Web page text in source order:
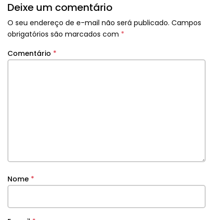
Deixe um comentário
O seu endereço de e-mail não será publicado. Campos
obrigatórios são marcados com *
Comentário *
Nome *